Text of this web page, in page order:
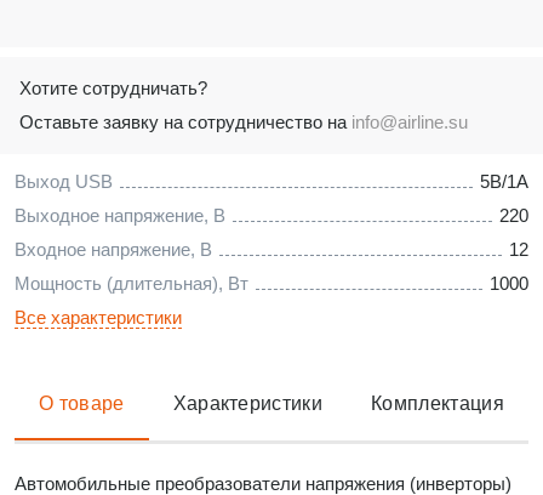
Выход USB
5В/1А
Выходное напряжение, В
220
Входное напряжение, В
12
Мощность (длительная), Вт
1000
Все характеристики
Хотите сотрудничать?
Оставьте заявку на сотрудничество на info@airline.su
О товаре Характеристики Комплектация
Автомобильные преобразователи напряжения (инверторы)